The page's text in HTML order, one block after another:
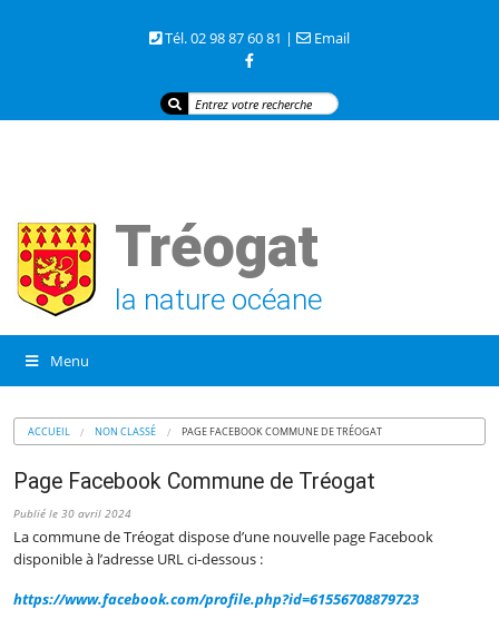
Tél. 02 98 87 60 81 |
Email
Tréogat
la nature océane
Menu
ACCUEIL NON CLASSÉ PAGE FACEBOOK COMMUNE DE TRÉOGAT
Page Facebook Commune de Tréogat
Publié le 30 avril 2024
La commune de Tréogat dispose d’une nouvelle page Facebook
disponible à l’adresse URL ci-dessous :
https://www.facebook.com/profile.php?id=61556708879723